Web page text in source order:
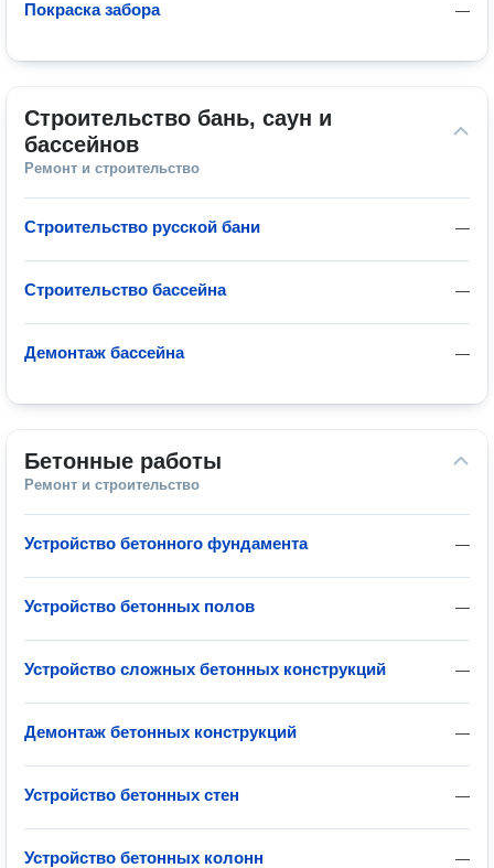
—
Покраска забора
Строительство бань, саун и
бассейнов
Ремонт и строительство
—
Строительство русской бани
—
Строительство бассейна
—
Демонтаж бассейна
Бетонные работы
Ремонт и строительство
—
Устройство бетонного фундамента
—
Устройство бетонных полов
—
Устройство сложных бетонных конструкций
—
Демонтаж бетонных конструкций
—
Устройство бетонных стен
—
Устройство бетонных колонн